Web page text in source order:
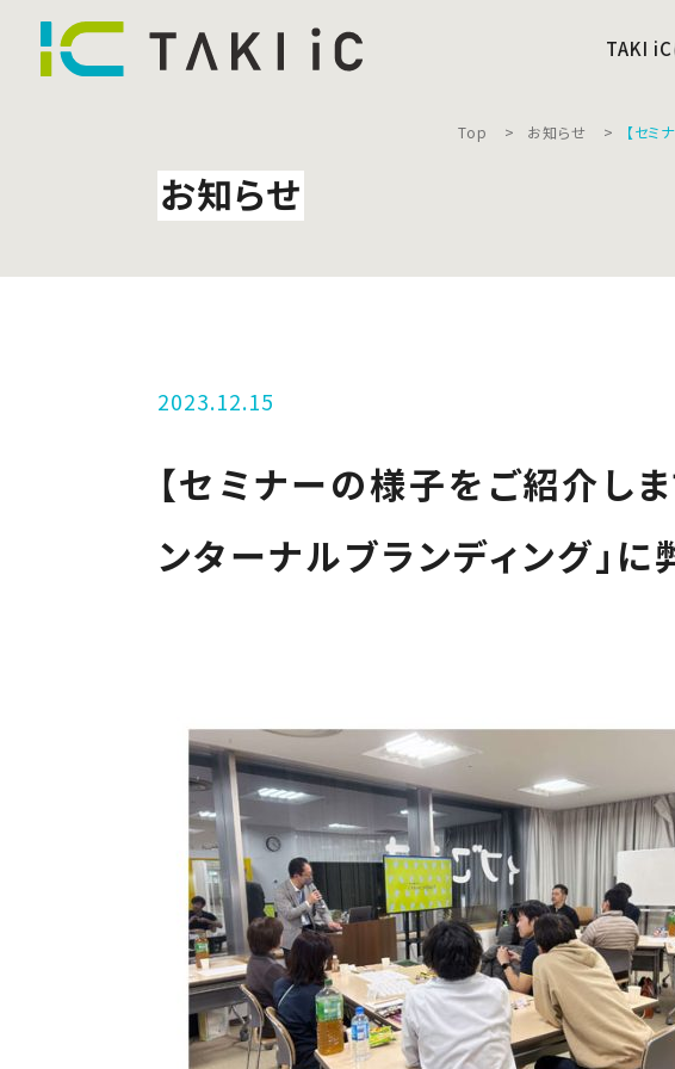
TAKI iC
Top お知らせ 【セ
お知らせ
2023.12.15
【セミナーの様子をご紹介し
ンターナルブランディング」